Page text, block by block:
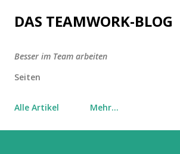
Direkt zum Hauptbereich
DAS TEAMWORK-BLOG
Seiten
Alle Artikel Mehr…